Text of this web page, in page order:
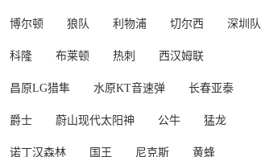
博尔顿 狼队 利物浦 切尔西 深圳队
科隆 布莱顿 热刺 西汉姆联
昌原LG猎隼 水原KT音速弹 长春亚泰
爵士 蔚山现代太阳神 公牛 猛龙
诺丁汉森林 国王 尼克斯 黄蜂